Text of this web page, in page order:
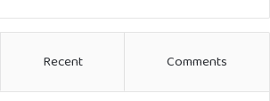
Recent Comments